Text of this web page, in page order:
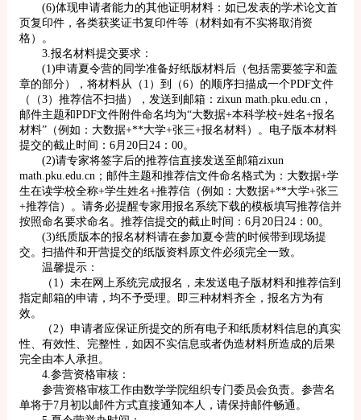
(6)体现申请者能力的其他证明材料：如已发表的学术论文首
页复印件，各类获奖证书复印件等（材料如有不实将取消资
格）。
3.报名材料提交要求：
(1)申请夏令营的同学准备好纸版材料后（包括需要签字和盖
章的部分），将材料从（1）到（6）的顺序扫描成一个PDF文件
（（3）推荐信不扫描），发送到邮箱：zixun math.pku.edu.cn，
邮件主题和PDF文件附件命名均为“大数据+本科学校+姓名+报名
材料”（例如：大数据+**大学+张三+报名材料）。电子版本材料
提交的截止时间：6月20日24：00。
(2)请专家将签字后的推荐信直接发送至邮箱zixun
math.pku.edu.cn；邮件主题和推荐信文件命名格式为：大数据+学
生在读学校全称+学生姓名+推荐信（例如：大数据+**大学+张三
+推荐信）。请务必提醒专家用报名系统下载的模板填写推荐信并
按照命名要求命名。推荐信提交的截止时间：6月20日24：00。
(3)纸质版本的报名材料请在参加夏令营的时候带到现场提
交。扫描件和开营提交的纸版资料原文件必须完全一致。
温馨提示：
（1）未在网上系统完成报名，未发送电子版材料和推荐信到
指定邮箱的申请，均不予受理。即三种材料齐全，报名方为有
效。
（2）申请者应保证所提交的所有电子和纸质材料信息的真实
性、有效性、完整性，如因不实信息或者伪造材料所造成的后果
完全由本人承担。
4.参营资格审核：
参营资格审核工作由数学学院组织专门委员会负责。参营名
单将于7月初以邮件方式直接通知本人，请保持邮件畅通。